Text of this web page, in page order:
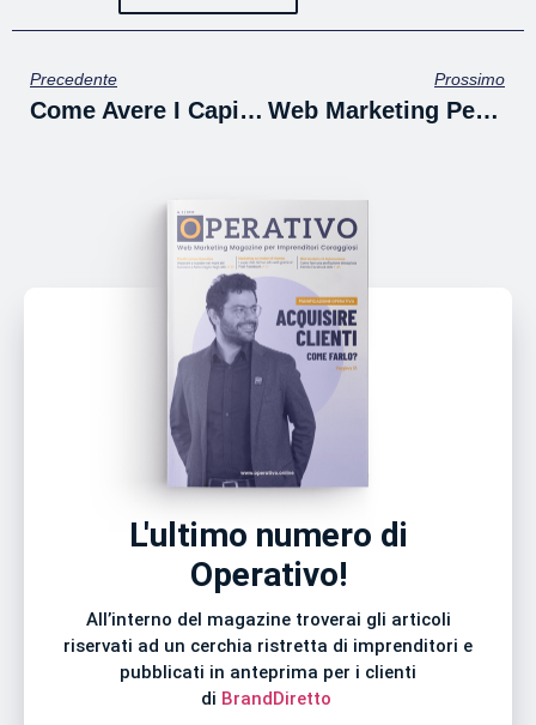
Precedente
Come Avere I Capitoli (Chapter) Su YouTube
Prossimo
Web Marketing Per Ristoranti: Come Resistere Alla Pandemia Grazie Alle Consegne A Domicilio Da E-Commerce E Web Marketing Operativo.
L'ultimo numero di
Operativo!
All’interno del magazine troverai gli articoli
riservati ad un cerchia ristretta di imprenditori e
pubblicati in anteprima per i clienti
di BrandDiretto